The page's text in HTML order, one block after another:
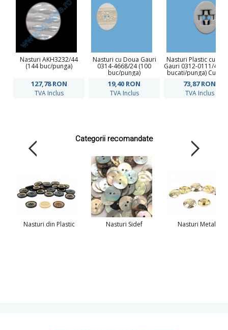
Nasturi AKH3232/44
(144 buc/punga)
127,78RON
TVA Inclus
Nasturi cu Doua Gauri
0314-4668/24 (100
buc/punga)
19,40 RON
TVA Inclus
Nasturi Plastic cu
Gauri 0312-0111/48
bucati/punga)
73,87RON
TVA Inclus
Categorii recomandate
Nasturi din Plastic Nasturi Sidef Nasturi Metalici